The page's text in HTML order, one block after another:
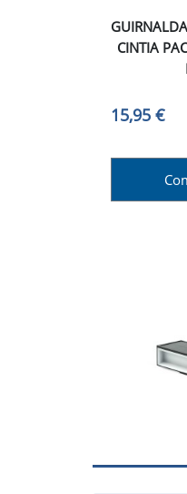
CINTIA
15,95 €